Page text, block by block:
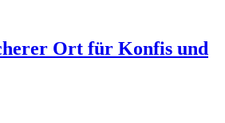
Ort für Konfis und